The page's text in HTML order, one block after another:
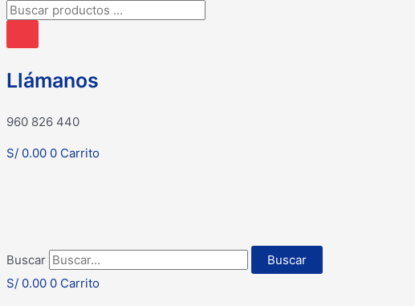
Búsqueda
productos
Llámanos
960 826 440
S/ 0.00 0 Carrito
Buscar
Buscar
S/ 0.00 0 Carrito